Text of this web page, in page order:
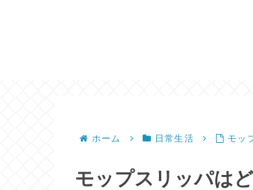
ホーム 日常生活 モッ
モップスリッパは